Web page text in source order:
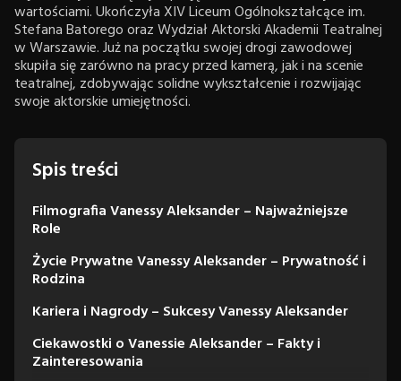
wartościami. Ukończyła XIV Liceum Ogólnokształcące im.
Stefana Batorego oraz Wydział Aktorski Akademii Teatralnej
w Warszawie. Już na początku swojej drogi zawodowej
skupiła się zarówno na pracy przed kamerą, jak i na scenie
teatralnej, zdobywając solidne wykształcenie i rozwijając
swoje aktorskie umiejętności.
Spis treści
Filmografia Vanessy Aleksander – Najważniejsze
Role
Życie Prywatne Vanessy Aleksander – Prywatność i
Rodzina
Kariera i Nagrody – Sukcesy Vanessy Aleksander
Ciekawostki o Vanessie Aleksander – Fakty i
Zainteresowania